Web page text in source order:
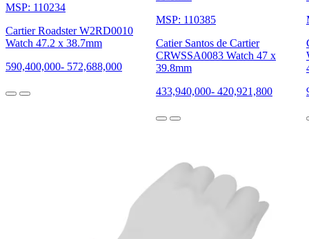
MSP: 110234
Cartier Roadster W2RD0010
Watch 47.2 x 38.7mm
590,400,000- 572,688,000
MSP: 110385
Catier Santos de Cartier
CRWSSA0083 Watch 47 x
39.8mm
433,940,000- 420,921,800